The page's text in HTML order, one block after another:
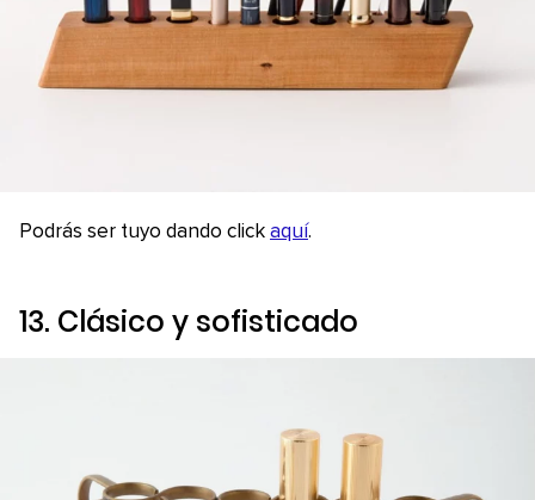
Podrás ser tuyo dando click aquí.
13. Clásico y sofisticado